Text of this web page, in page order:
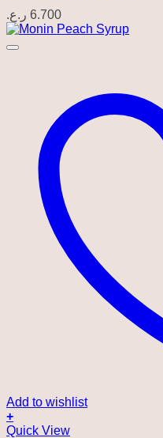
6.700 ر.ع.
Add to wishlist
+
Quick View